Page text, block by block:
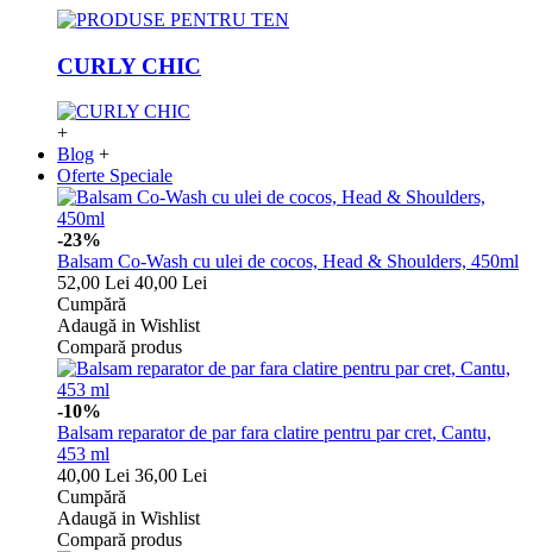
CURLY CHIC
+
Blog +
Oferte Speciale
-23%
Balsam Co-Wash cu ulei de cocos, Head & Shoulders, 450ml
52,00 Lei 40,00 Lei
Cumpără
Adaugă in Wishlist
Compară produs
-10%
Balsam reparator de par fara clatire pentru par cret, Cantu,
453 ml
40,00 Lei 36,00 Lei
Cumpără
Adaugă in Wishlist
Compară produs